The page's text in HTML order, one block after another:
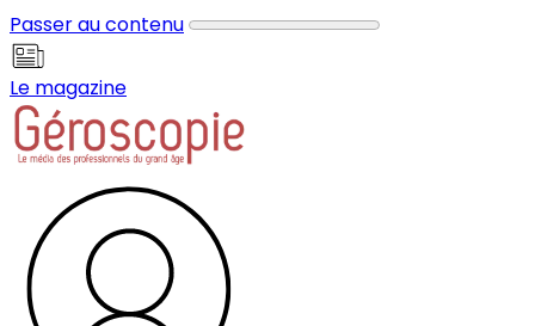
Passer au contenu
Le magazine
Panneau de gestion des cookies